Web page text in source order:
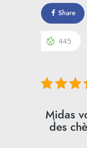
Share
445
Midas
des